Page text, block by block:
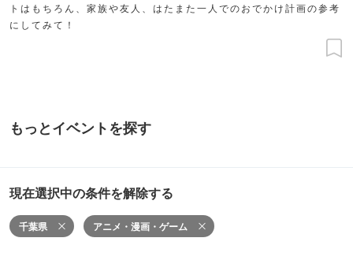
トはもちろん、家族や友人、はたまた一人でのおでかけ計画の参考
にしてみて！
もっとイベントを探す
現在選択中の条件を解除する
千葉県 アニメ・漫画・ゲーム